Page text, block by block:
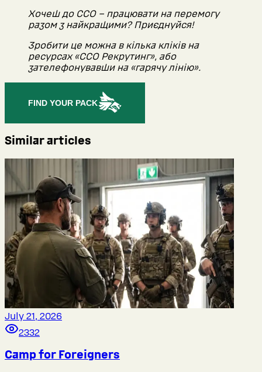
Хочеш до ССО – працювати на перемогу
разом з найкращими? Приєднуйся!
Зробити це можна в кілька кліків на
ресурсах «ССО Рекрутинг», або
зателефонувавши на «гарячу лінію».
FIND YOUR PACK
Similar articles
July 21, 2026
2332
Camp for Foreigners